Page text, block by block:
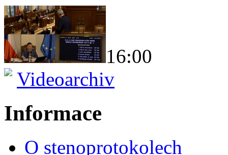
16:00
Videoarchiv
Informace
O stenoprotokolech